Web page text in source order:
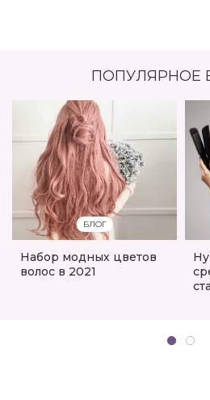
ПОПУЛЯРНОЕ
БЛОГ
Набор модных цветов
волос в 2021